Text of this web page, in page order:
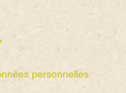
personnelles